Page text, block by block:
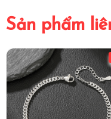
Sản phẩm